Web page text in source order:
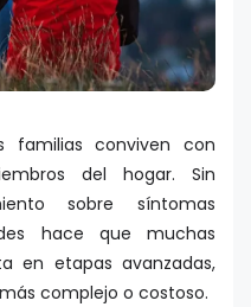
familias conviven con
del hogar. Sin
sobre síntomas
hace que muchas
en etapas avanzadas,
complejo o costoso.